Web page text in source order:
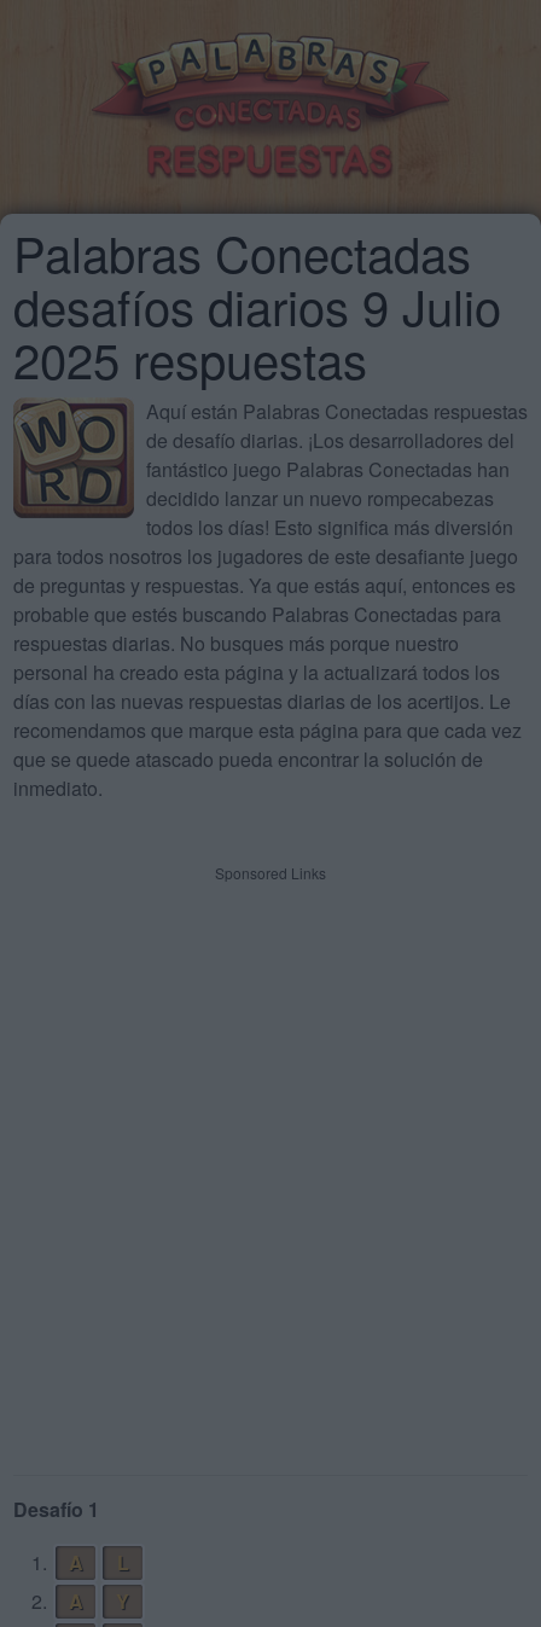
Palabras Conectadas
desafíos diarios 9 Julio
2025 respuestas
Aquí están Palabras Conectadas respuestas
de desafío diarias. ¡Los desarrolladores del
fantástico juego Palabras Conectadas han
decidido lanzar un nuevo rompecabezas
todos los días! Esto significa más diversión
para todos nosotros los jugadores de este desafiante juego
de preguntas y respuestas. Ya que estás aquí, entonces es
probable que estés buscando Palabras Conectadas para
respuestas diarias. No busques más porque nuestro
personal ha creado esta página y la actualizará todos los
días con las nuevas respuestas diarias de los acertijos. Le
recomendamos que marque esta página para que cada vez
que se quede atascado pueda encontrar la solución de
inmediato.
Sponsored Links
Desafío 1
1.
A
L
2.
A
Y